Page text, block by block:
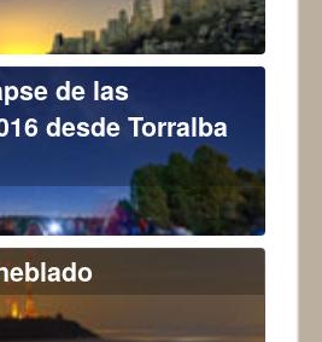
de las
desde Torralba